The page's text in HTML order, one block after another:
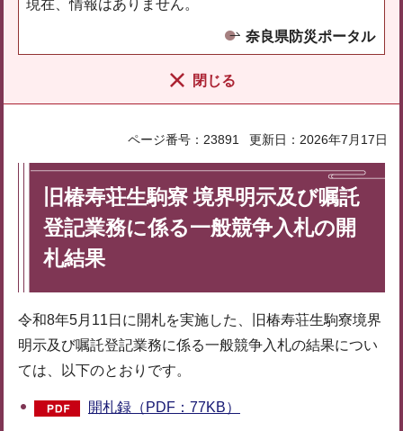
現在、情報はありません。
奈良県防災ポータル
閉じる
ページ番号：23891 更新日：2026年7月17日
旧椿寿荘生駒寮 境界明示及び嘱託
登記業務に係る一般競争入札の開
札結果
令和8年5月11日に開札を実施した、旧椿寿荘生駒寮境界
明示及び嘱託登記業務に係る一般競争入札の結果につい
ては、以下のとおりです。
開札録（PDF：77KB）